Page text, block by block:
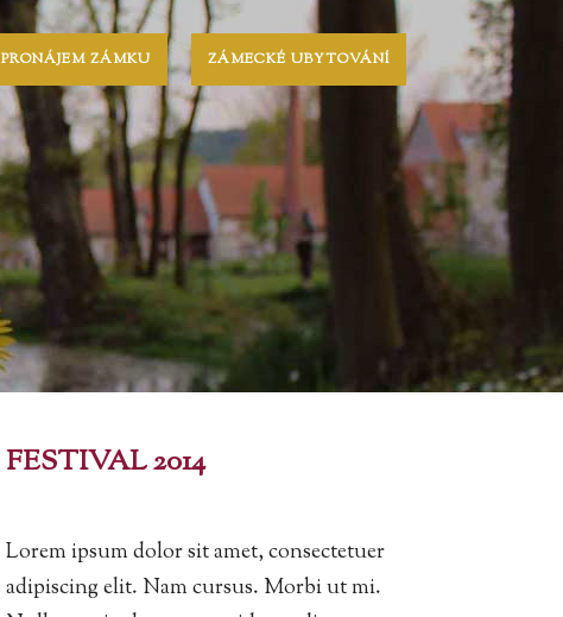
PRONÁJEM ZÁMKU ZÁMECKÉ UBYTOVÁNÍ
FESTIVAL 2014
Lorem ipsum dolor sit amet, consectetuer
adipiscing elit. Nam cursus. Morbi ut mi.